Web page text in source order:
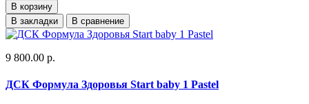
В корзину
В закладки
В сравнение
9 800.00 р.
ДСК Формула Здоровья Start baby 1 Pastel